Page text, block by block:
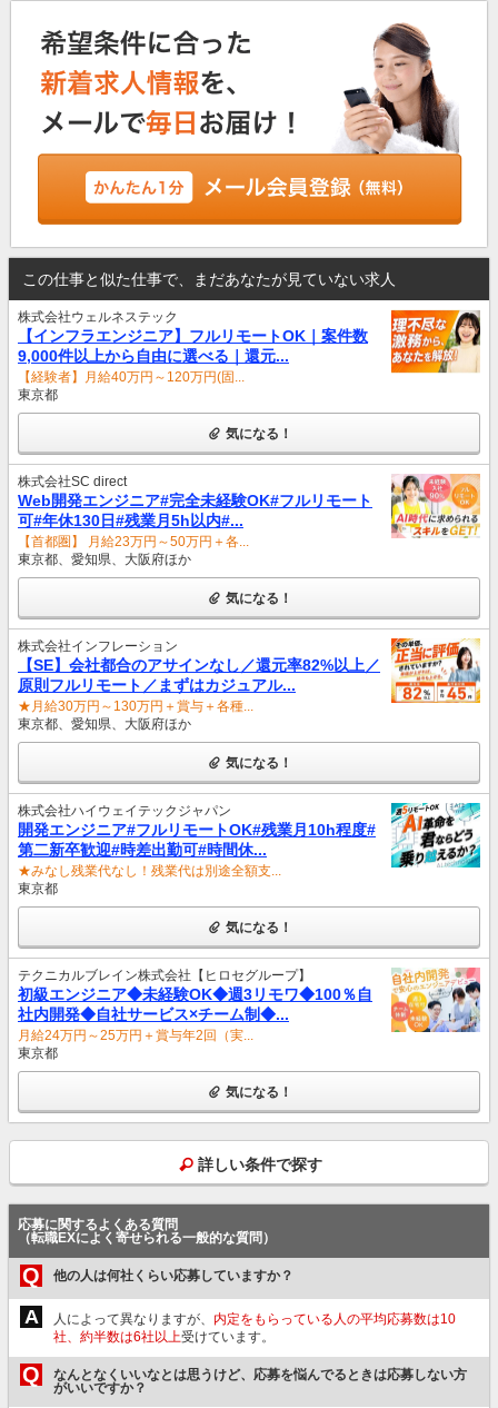
この仕事と似た仕事で、まだあなたが見ていない求人
株式会社ウェルネステック
【インフラエンジニア】フルリモートOK｜案件数
9,000件以上から自由に選べる｜還元...
【経験者】月給40万円～120万円(固...
東京都
気になる！
株式会社SC direct
Web開発エンジニア#完全未経験OK#フルリモート
可#年休130日#残業月5h以内#...
【首都圏】 月給23万円～50万円＋各...
東京都、愛知県、大阪府ほか
気になる！
株式会社インフレーション
【SE】会社都合のアサインなし／還元率82%以上／
原則フルリモート／まずはカジュアル...
★月給30万円～130万円＋賞与＋各種...
東京都、愛知県、大阪府ほか
気になる！
株式会社ハイウェイテックジャパン
開発エンジニア#フルリモートOK#残業月10h程度#
第二新卒歓迎#時差出勤可#時間休...
★みなし残業代なし！残業代は別途全額支...
東京都
気になる！
テクニカルブレイン株式会社【ヒロセグループ】
初級エンジニア◆未経験OK◆週3リモワ◆100％自
社内開発◆自社サービス×チーム制◆...
月給24万円～25万円＋賞与年2回（実...
東京都
気になる！
詳しい条件で探す
応募に関するよくある質問
（転職EXによく寄せられる一般的な質問）
Q 他の人は何社くらい応募していますか？
A 人によって異なりますが、 内定をもらっている人の平均応募数は10
社、約半数は6社以上受けています。
Q
なんとなくいいなとは思うけど、応募を悩んでるときは応募しない方
がいいですか？